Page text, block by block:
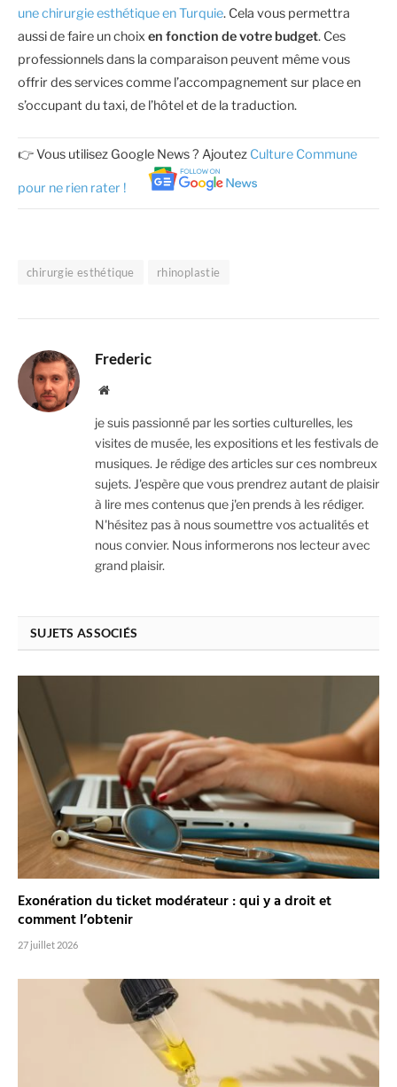
une chirurgie esthétique en Turquie. Cela vous permettra
aussi de faire un choixen fonction de votre budget. Ces
professionnels dans la comparaison peuvent même vous
offrir des services comme l’accompagnement sur place en
s’occupant du taxi, de l’hôtel et de la traduction.
👉 Vous utilisez Google News ? Ajoutez Culture Commune
pour ne rien rater !
chirurgie esthétique rhinoplastie
Frederic
Website
je suis passionné par les sorties culturelles, les
visites de musée, les expositions et les festivals de
musiques. Je rédige des articles sur ces nombreux
sujets. J'espère que vous prendrez autant de plaisir
à lire mes contenus que j'en prends à les rédiger.
N'hésitez pas à nous soumettre vos actualités et
nous convier. Nous informerons nos lecteur avec
grand plaisir.
SUJETS ASSOCIÉS
Exonération du ticket modérateur : qui y a droit et
comment l’obtenir
27 juillet 2026